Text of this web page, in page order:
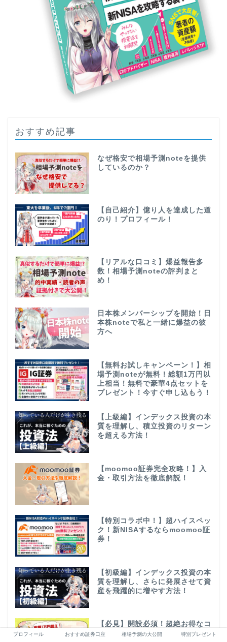
おすすめ記事
なぜ格安で相場予測noteを提供
しているのか？
【自己紹介】億り人を達成した道
のり！プロフィール！
【リアルな口コミ】爆益報告多
数！相場予測noteの評判まと
め！
日本株メンバーシップを開始！日
本株noteで私と一緒に爆益の彼
方へ
【無料お試しキャンペーン！】相
場予測noteが無料！総額1万円以
上相当！無料で豪華4点セットを
プレゼント！今すぐ申し込もう！
【上級編】インデックス投資の本
質を理解し、積立投資のリターン
を超える方法！
【moomoo証券完全攻略！】入
金・取引方法を徹底解説！
【特別コラボ中！】超ハイスペッ
ク！新NISAするならmoomoo証
券！
【初級編】インデックス投資の本
質を理解し、さらに発展させて資
産を飛躍的に増やす方法！
【必見】開設必須！超絶お得なコ
ラボ企画を紹介！実際のトレード
プロフィール おすすめ証券口座 相場予測の大公開 特別プレゼント